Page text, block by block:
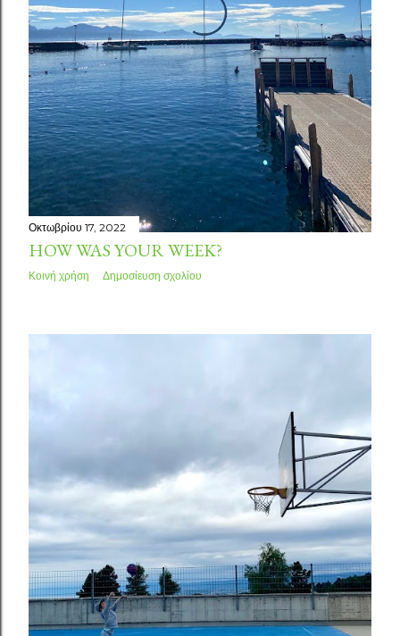
Οκτωβρίου 17, 2022
HOW WAS YOUR WEEK?
Κοινή χρήση Δημοσίευση σχολίου